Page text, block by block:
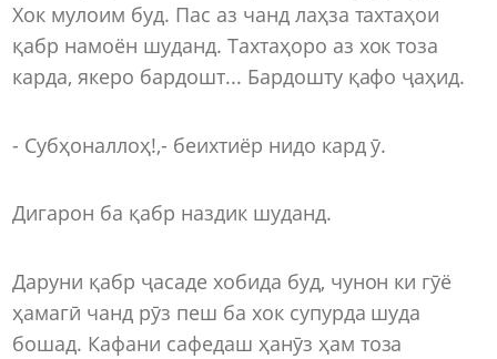
Хок мулоим буд. Пас аз чанд лаҳза тахтаҳои
қабр намоён шуданд. Тахтаҳоро аз хок тоза
карда, якеро бардошт... Бардошту қафо ҷаҳид.
- Субҳоналлоҳ!,- беихтиёр нидо кард ӯ.
Дигарон ба қабр наздик шуданд.
Даруни қабр ҷасаде хобида буд, чунон ки гӯё
ҳамагӣ чанд рӯз пеш ба хок супурда шуда
бошад. Кафани сафедаш ҳанӯз ҳам тоза